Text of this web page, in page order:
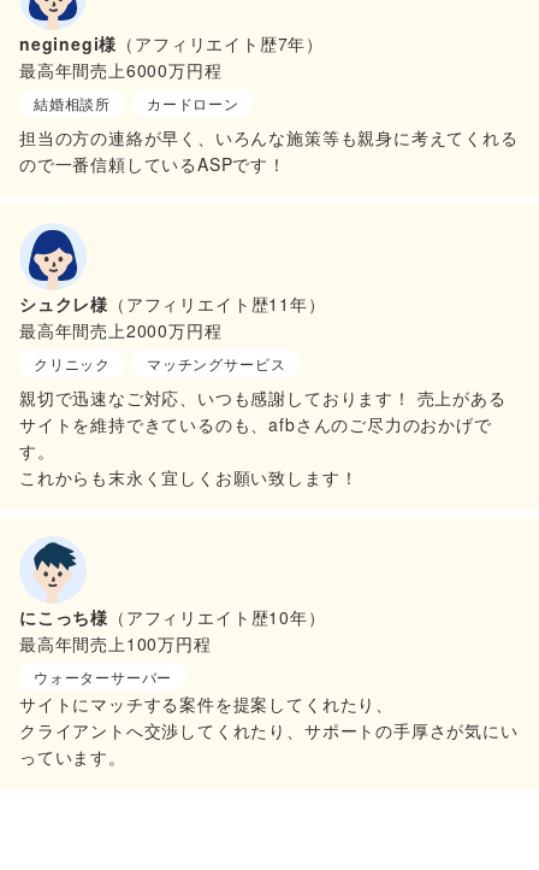
neginegi様 （アフィリエイト歴7年）
最高年間売上6000万円程
結婚相談所 カードローン
担当の方の連絡が早く、いろんな施策等も親身に考えてくれる
ので一番信頼しているASPです！
シュクレ様 （アフィリエイト歴11年）
最高年間売上2000万円程
クリニック マッチングサービス
親切で迅速なご対応、いつも感謝しております！ 売上がある
サイトを維持できているのも、afbさんのご尽力のおかげで
す。
これからも末永く宜しくお願い致します！
にこっち様 （アフィリエイト歴10年）
最高年間売上100万円程
ウォーターサーバー
サイトにマッチする案件を提案してくれたり、
クライアントへ交渉してくれたり、サポートの手厚さが気にい
っています。